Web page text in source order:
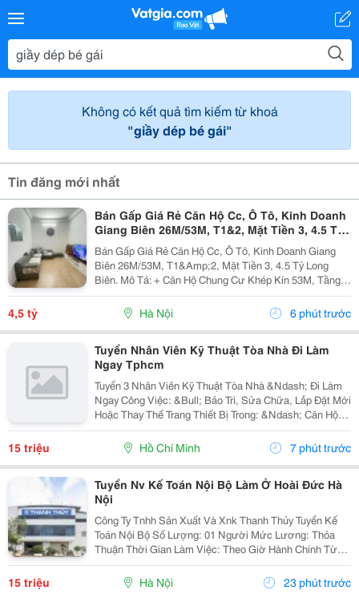
Không có kết quả tìm kiếm từ khoá
"giầy dép bé gái"
Tin đăng mới nhất
Bán Gấp Giá Rẻ Căn Hộ Cc, Ô Tô, Kinh Doanh
Giang Biên 26M/53M, T1&2, Mặt Tiền 3, 4.5 Tỷ
Long Biên.
Bán Gấp Giá Rẻ Căn Hộ Cc, Ô Tô, Kinh Doanh Giang
Biên 26M/53M, T1&Amp;2, Mặt Tiền 3, 4.5 Tỷ Long
Biên. Mô Tả: + Căn Hộ Chung Cư Khép Kín 53M, Tầng 1
Và 2 Đế Căn Hộ Chung Cư, Đất Sổ Đỏ Lâu Dài. + Kinh
Doanh Bất Chấp Các Loại Hình, Quỹ Đất Rộng...
4,5 tỷ Hà Nội 6 phút trước
Tuyển Nhân Viên Kỹ Thuật Tòa Nhà Đi Làm
Ngay Tphcm
Tuyển 3 Nhân Viên Kỹ Thuật Tòa Nhà &Ndash; Đi Làm
Ngay Công Việc: &Bull; Bảo Trì, Sửa Chữa, Lắp Đặt Mới
Hoặc Thay Thế Trang Thiết Bị Trong: &Ndash; Căn Hộ
Dịch Vụ &Ndash; Nhà Trọ, Chung Cư Mini &Bull; Kiểm
Tra Và Xử Lý Sự Cố Phát Sinh...
15 triệu Hồ Chí Minh 7 phút trước
Tuyển Nv Kế Toán Nội Bộ Làm Ở Hoài Đức Hà
Nội
Công Ty Tnhh Sản Xuất Và Xnk Thanh Thủy Tuyển Kế
Toán Nội Bộ Số Lượng: 01 Người Mức Lương: Thỏa
Thuận Thời Gian Làm Việc: Theo Giờ Hành Chính Từ
Thứ 2 Đến Thứ 7. Nội Dung Công Việc: - Làm Hợp Đồng
Mua Bán, Tính Lương Nhân Viên, Hợp...
15 triệu Hà Nội 23 phút trước